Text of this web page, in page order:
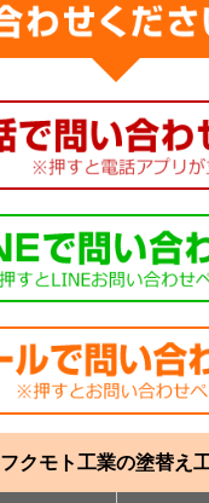
フクモト工業の塗替え